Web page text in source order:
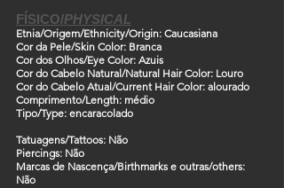
FÍSICO/PHYSICAL
Etnia/Origem/Ethnicity/Origin: Caucasiana
Cor da Pele/Skin Color: Branca
Cor dos Olhos/Eye Color: Azuis
Cor do Cabelo Natural/Natural Hair Color: Louro
Cor do Cabelo Atual/Current Hair Color: alourado
Comprimento/Length: médio
Tipo/Type: encaracolado
Tatuagens/Tattoos: Não
Piercings: Não
Marcas de Nascença/Birthmarks e outras/others:
Não